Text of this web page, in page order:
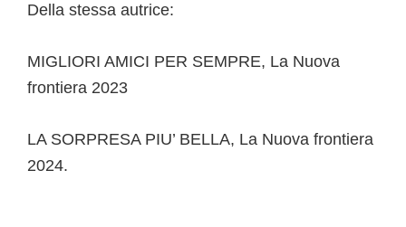
Della stessa autrice:
MIGLIORI AMICI PER SEMPRE, La Nuova
frontiera 2023
LA SORPRESA PIU’ BELLA, La Nuova frontiera
2024.